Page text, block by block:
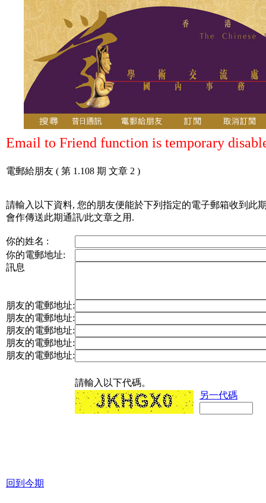
Email to Friend function is temporary
電郵給朋友 ( 第 1.108 期 文章 2 )
請輸入以下資料, 您的朋友便能於下列指定的電子郵箱收到此
會作傳送此期通訊/此文章之用.
你的姓名 :
你的電郵地址:
訊息
朋友的電郵地址:
朋友的電郵地址:
朋友的電郵地址:
朋友的電郵地址:
朋友的電郵地址:
請輸入以下代碼。
另一代碼
回到今期